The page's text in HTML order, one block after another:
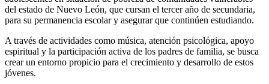
del estado de Nuevo León, que cursan el tercer año de secundaria,
para su permanencia escolar y asegurar que continúen estudiando.
A través de actividades como música, atención psicológica, apoyo
espiritual y la participación activa de los padres de familia, se busca
crear un entorno propicio para el crecimiento y desarrollo de estos
jóvenes.